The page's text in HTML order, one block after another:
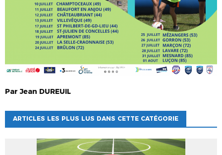
ParJean DUREUIL
ARTICLES LES PLUS LUS DANS CETTE CATÉGORIE